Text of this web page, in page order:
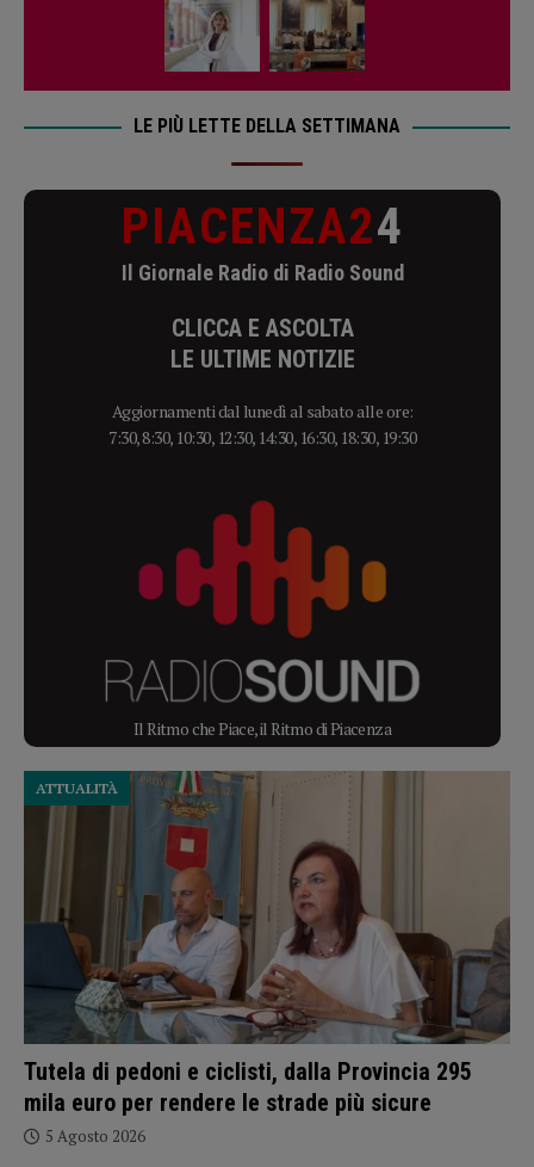
LE PIÙ LETTE DELLA SETTIMANA
PIACENZA24
Il Giornale Radio di Radio Sound
CLICCA E ASCOLTA
LE ULTIME NOTIZIE
Aggiornamenti dal lunedì al sabato alle ore:
7:30, 8:30, 10:30, 12:30, 14:30, 16:30, 18:30, 19:30
Il Ritmo che Piace, il Ritmo di Piacenza
Tutela di pedoni e ciclisti, dalla Provincia 295
mila euro per rendere le strade più sicure
ATTUALITÀ
5 Agosto 2026